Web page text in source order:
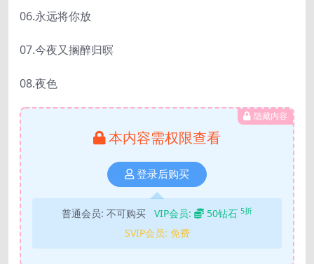
06.永远将你放
07.今夜又搁醉归暝
08.夜色
隐藏内容
本内容需权限查看
登录后购买
普通会员: 不可购买 VIP会员: 50钻石 5折
SVIP会员: 免费